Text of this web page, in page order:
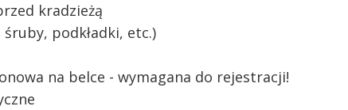
kradzieżą
podkładki, etc.)
na belce - wymagana do rejestracji!